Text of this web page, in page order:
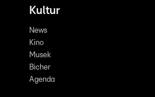
Kultur
News
Kino
Musek
Bicher
Agenda